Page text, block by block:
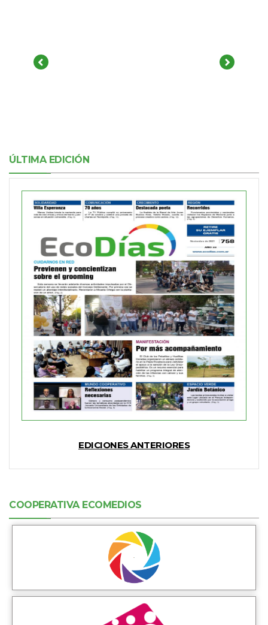
ÚLTIMA EDICIÓN
EDICIONES ANTERIORES
COOPERATIVA ECOMEDIOS